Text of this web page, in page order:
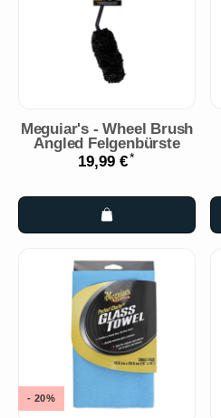
Meguiar's - Wheel Brush
Angled Felgenbürste
19,99 €*
- 20%